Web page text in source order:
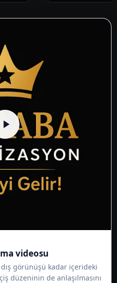
videosu
dış görünüşü kadar içerideki
düzeninin de anlaşılmasını